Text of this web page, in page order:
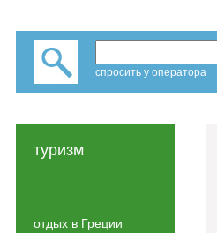
спросить у оператора
туризм
отдых в Греции